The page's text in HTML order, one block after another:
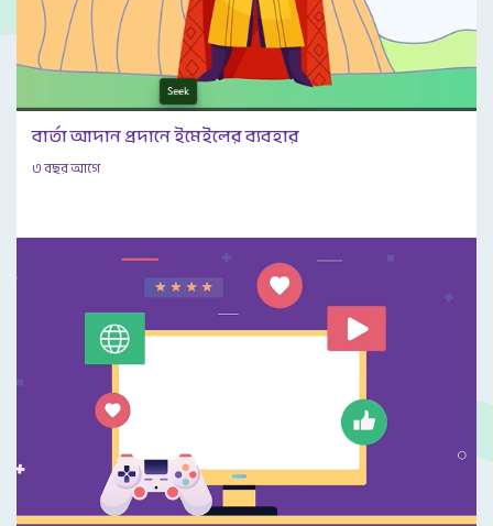
বার্তা আদান প্রদানে ইমেইলের ব্যবহার
৩ বছর আগে